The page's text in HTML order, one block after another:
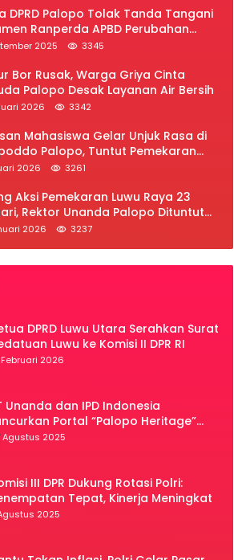
DPRD Palopo Tolak Tanda Tangani
Ranperda APBD Perubahan
2025 3345
Bor Rusak, Warga Griya Cinta
Palopo Desak Layanan Air Bersih
2026 3342
Mahasiswa Gelar Unjuk Rasa di
Palopo, Tuntut Pemekaran
Luwu Raya
2026 3261
Aksi Pemekaran Luwu Raya 23
Rektor Unanda Palopo Dituntut
Mahasiswa
2026 3237
DPRD Luwu Utara Serahkan Surat
Luwu ke Komisi II DPR RI
Februari 2026
Unanda dan IPD Indonesia
Portal “Palopo Heritage”
Virtual
Agustus 2025
III DPR Dukung Rotasi Polri:
Tepat, Kinerja Meningkat
2025